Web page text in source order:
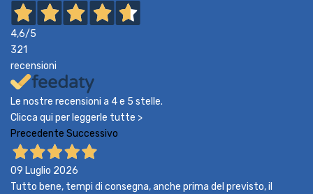
4,6/5
321
recensioni
Le nostre recensioni a 4 e 5 stelle.
Clicca qui per leggerle tutte >
Precedente Successivo
09 Luglio 2026
Tutto bene, tempi di consegna, anche prima del previsto, il